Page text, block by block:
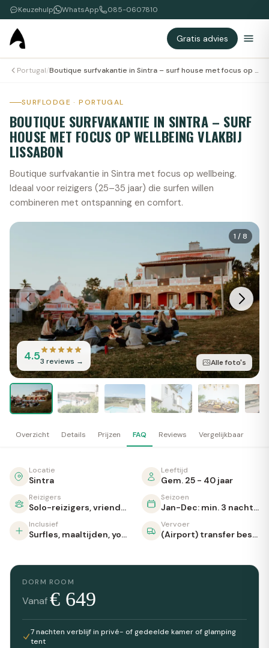
Keuzehulp WhatsApp 085-0607810
Gratis advies
Portugal/ Boutique surfvakantie in Sintra – surf house met focus op wellbeing vlakbij Lissabon
SURFLODGE · PORTUGAL
BOUTIQUE SURFVAKANTIE IN SINTRA – SURF
HOUSE MET FOCUS OP WELLBEING VLAKBIJ
LISSABON
Boutique surfvakantie in Sintra met focus op wellbeing.
Ideaal voor reizigers (25–35 jaar) die surfen willen
combineren met ontspanning en comfort.
1 /8
4.53 reviews → Alle foto's
Overzicht Details Prijzen FAQ Reviews Vergelijkbaar
Locatie
Sintra
Leeftijd
Gem. 25 - 40 jaar
Reizigers
Solo-reizigers, vrienden, koppels
Seizoen
Jan-Dec: min. 3 nachten (7 in hoogseizoen)
Inclusief
Surfles, maaltijden, yoga, zwembad
Vervoer
(Airport) transfer beschikbaar
DORM ROOM
Vanaf€ 649
7 nachten verblijf in privé- of gedeelde kamer of glamping
tent